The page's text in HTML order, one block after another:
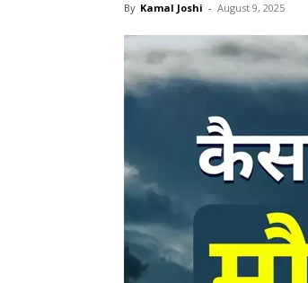
By Kamal Joshi - August 9, 2025